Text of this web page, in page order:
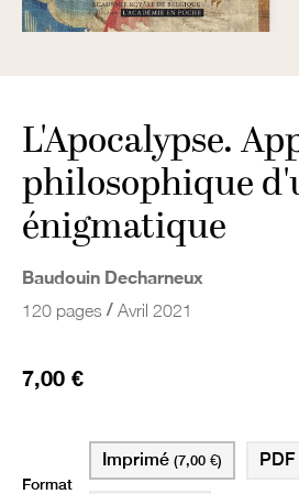
L'Apocalypse.
philosophique
énigmatique
Baudouin Decharneux
120 pages / Avril 2021
7,00 €
Format
Imprimé (7,00 €) PDF